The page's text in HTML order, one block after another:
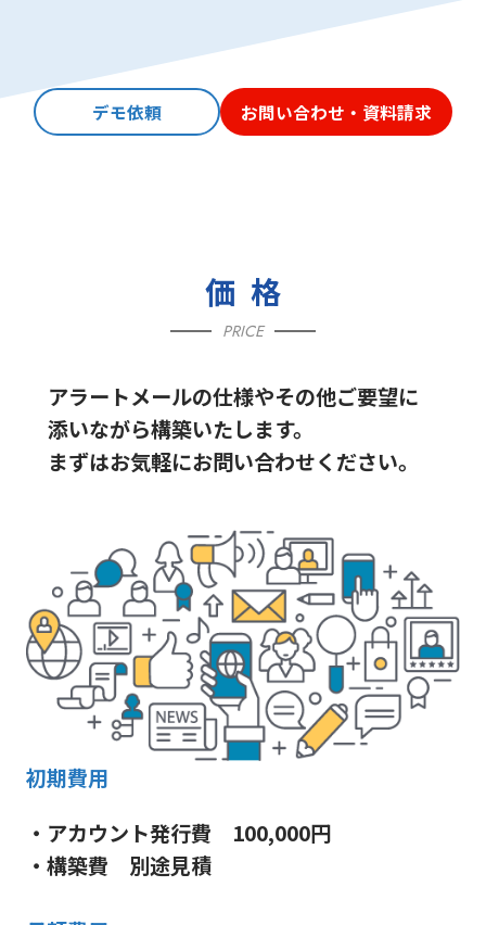
デモ依頼 お問い合わせ・資料請求
価格
PRICE
アラートメールの仕様やその他ご要望に
添いながら構築いたします。
まずはお気軽にお問い合わせください。
初期費用
・アカウント発行費 100,000円
・構築費 別途見積